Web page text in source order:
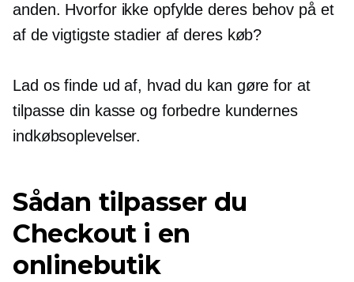
anden. Hvorfor ikke opfylde deres behov på et
af de vigtigste stadier af deres køb?
Lad os finde ud af, hvad du kan gøre for at
tilpasse din kasse og forbedre kundernes
indkøbsoplevelser.
Sådan tilpasser du
Checkout i en
onlinebutik